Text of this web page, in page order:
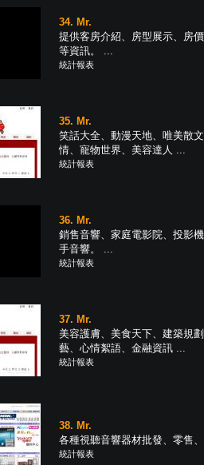
34. Mr.
提供客房介紹、房型展示、房
等資訊。 ...
統計報表
35. Mr.
笑話大全、動漫天地、唯美散
情、寵物世界、美容達人 ...
統計報表
36. Mr.
銷售音響、家庭電影院、投影
手音響。 ...
統計報表
37. Mr.
美容護膚、美食天下、建築規
藝、心情絮語、金融資訊 ...
統計報表
38. Mr.
各種視聽音響器材批發、零售
統計報表